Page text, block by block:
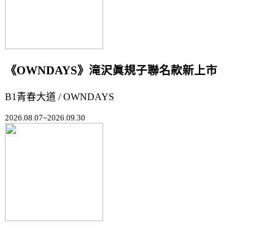
《OWNDAYS》滝沢眞規子聯名款新上市
B1青春大道 / OWNDAYS
2026.08.07~2026.09.30